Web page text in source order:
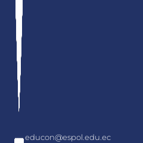
educon@espol.edu.ec